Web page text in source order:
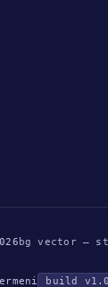
bg vector —
build